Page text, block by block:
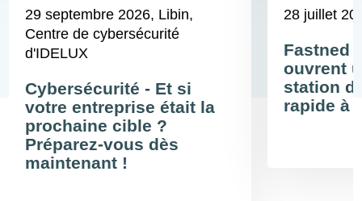
29 septembre 2026, Libin,
Centre de cybersécurité
d'IDELUX
Cybersécurité - Et si
votre entreprise était la
prochaine cible ?
Préparez-vous dès
maintenant !
28 juillet
Fastned
ouvrent
station
rapide à